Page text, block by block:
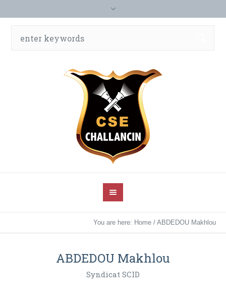
You are here: Home / ABDEDOU Makhlou
ABDEDOU Makhlou
Syndicat SCID